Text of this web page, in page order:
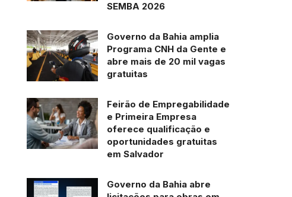
SEMBA 2026
Governo da Bahia amplia
Programa CNH da Gente e
abre mais de 20 mil vagas
gratuitas
Feirão de Empregabilidade
e Primeira Empresa
oferece qualificação e
oportunidades gratuitas
em Salvador
Governo da Bahia abre